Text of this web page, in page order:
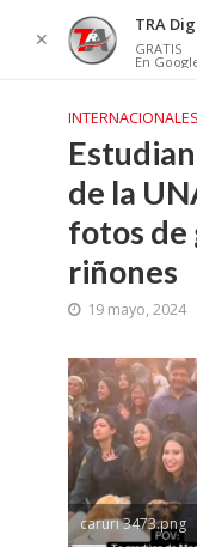
INTERNACIONALES
de la
fotos de
riñones
19 mayo, 2024
caruri 3473.png
✕
TRA
GRATIS
En